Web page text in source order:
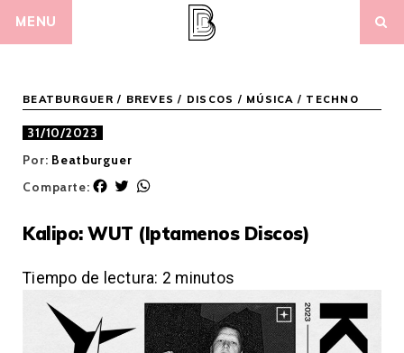
MENU
BEATBURGUER / BREVES / DISCOS / MÚSICA / TECHNO
31/10/2023
Por: Beatburguer
Comparte:
F
e
o
T
e
t
A
p
Kalipo: WUT (Iptamenos Discos)
Tiempo de lectura: 2 minutos